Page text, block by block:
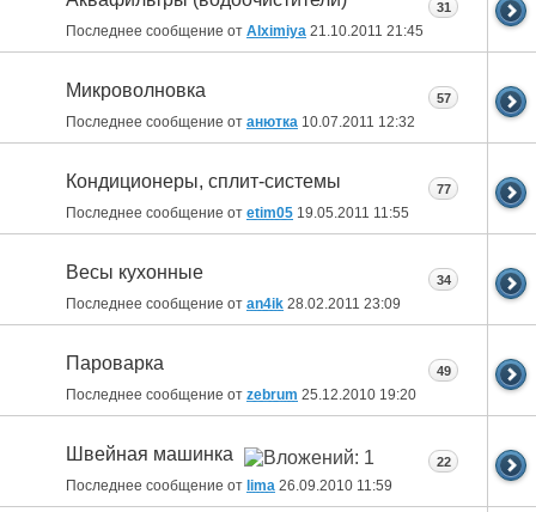
Последнее сообщение от Alximiya 21.10.2011 21:45
31
Микроволновка
Последнее сообщение от анютка 10.07.2011 12:32
57
Кондиционеры, сплит-системы
Последнее сообщение от etim05 19.05.2011 11:55
77
Весы кухонные
Последнее сообщение от an4ik 28.02.2011 23:09
34
Пароварка
Последнее сообщение от zebrum 25.12.2010 19:20
49
Швейная машинка
Последнее сообщение от lima 26.09.2010 11:59
22